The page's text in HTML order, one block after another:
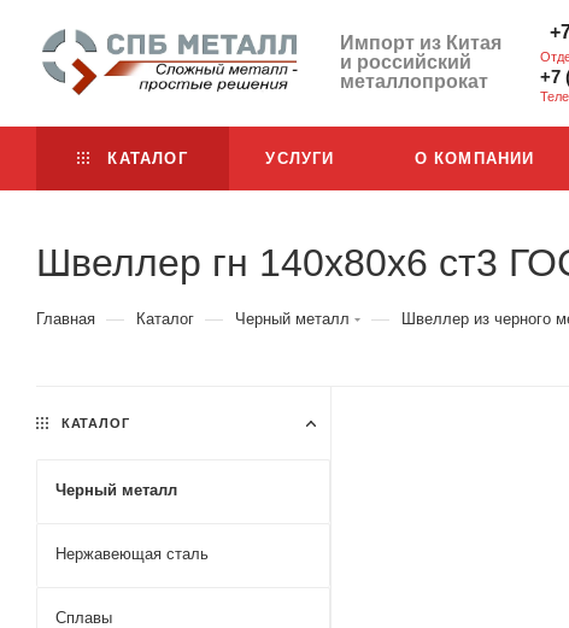
Импорт из Китая
и российский
металлопрокат
+7
КАТАЛОГ УСЛУГИ О КОМПАНИИ
Швеллер гн 140х80х6 ст3
Главная — Каталог — Черный металл — Швеллер из черного
КАТАЛОГ
Черный металл
Нержавеющая сталь
Сплавы